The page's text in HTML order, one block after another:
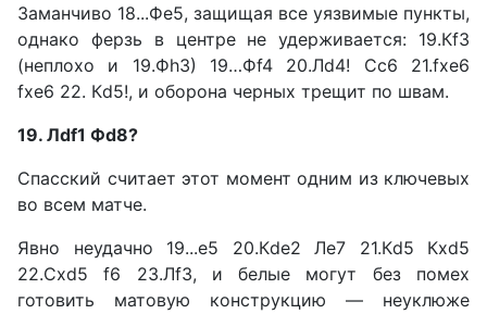
Заманчиво 18...Фе5, защищая все уязвимые пункты,
однако ферзь в центре не удержива­ется: 19.Кf3
(неплохо и 19.Фh3) 19…Фf4 20.Лd4! Сc6 21.fxe6
fxe6 22. Кd5!, и оборона черных тре­щит по швам.
19. Лdf1 Фd8?
Спасский считает этот мо­мент одним из ключевых
во всем матче.
Явно неудачно 19...е5 20.Кde2 Ле7 21.Кd5 Кxd5
22.Сxd5 f6 23.Лf3, и белые могут без помех
готовить матовую конструк­цию — неуклюже